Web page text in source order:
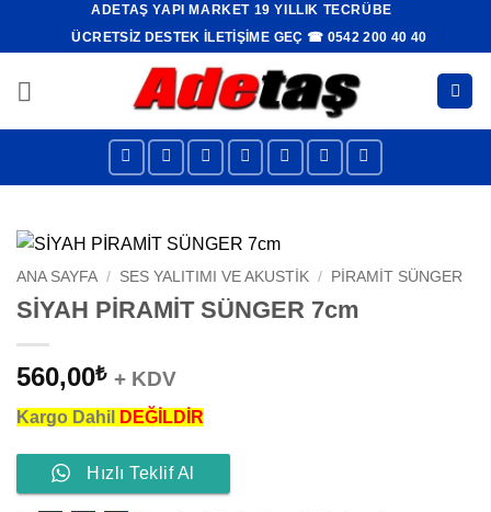
ADETAŞ YAPI MARKET 19 YILLIK TECRÜBE
ÜCRETSIZ DESTEK İLETIŞIME GEÇ ☎ 0542 200 40 40
ANA SAYFA / SES YALITIMI VE AKUSTIK / PIRAMIT SÜNGER
SİYAH PİRAMİT SÜNGER 7cm
560,00₺ + KDV
Kargo Dahil DEĞİLDİR
Hızlı Teklif Al